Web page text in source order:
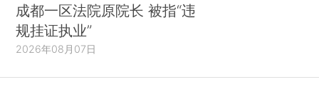
成都一区法院原院长 被指“违
规挂证执业”
2026年08月07日